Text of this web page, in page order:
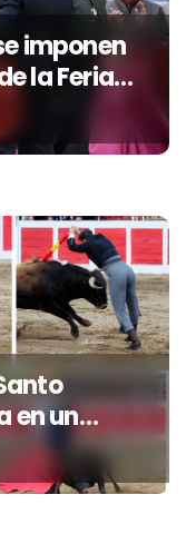
imponen
la Feria
en un
juego